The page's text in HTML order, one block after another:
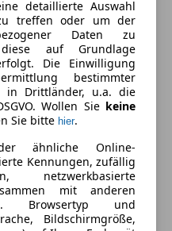
detaillierte Auswahl
treffen oder um der
Daten zu
auf Grundlage
Die Einwilligung
bestimmter
in Drittländer, u.a. die
Wollen Sie keine
Sie bitte hier.
ähnliche Online-
Kennungen, zufällig
netzwerkbasierte
mit anderen
Browsertyp und
Bildschirmgröße,